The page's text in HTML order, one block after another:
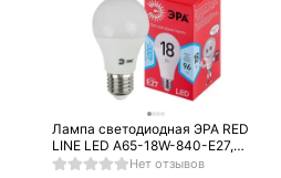
Лампа светодиодная ЭРА RED
LINE LED A65-18W-840-E27,
нейтральныйНет отзывов